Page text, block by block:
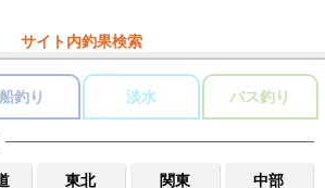
サイト内釣果検索
船釣り 淡水 バス釣り
東北 関東 中部